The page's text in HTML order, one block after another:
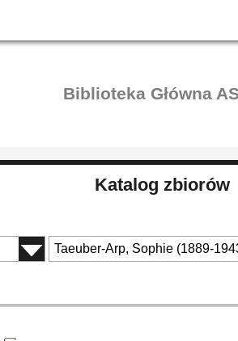
Biblioteka Główna
Katalog zbiorów